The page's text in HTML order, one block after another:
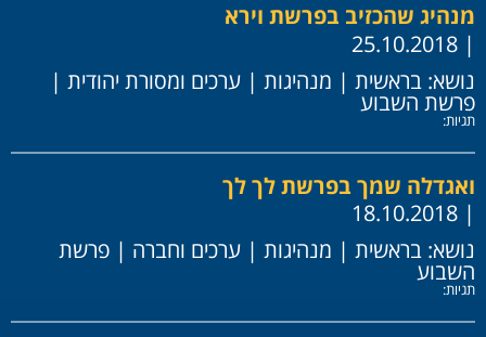
מנהיג שהכזיב בפרשת וירא
| 25.10.2018
נושא: בראשית | מנהיגות | ערכים ומסורת יהודית |
פרשת השבוע
תגיות:
ואגדלה שמך בפרשת לך לך
| 18.10.2018
נושא: בראשית | מנהיגות | ערכים וחברה | פרשת
השבוע
תגיות: